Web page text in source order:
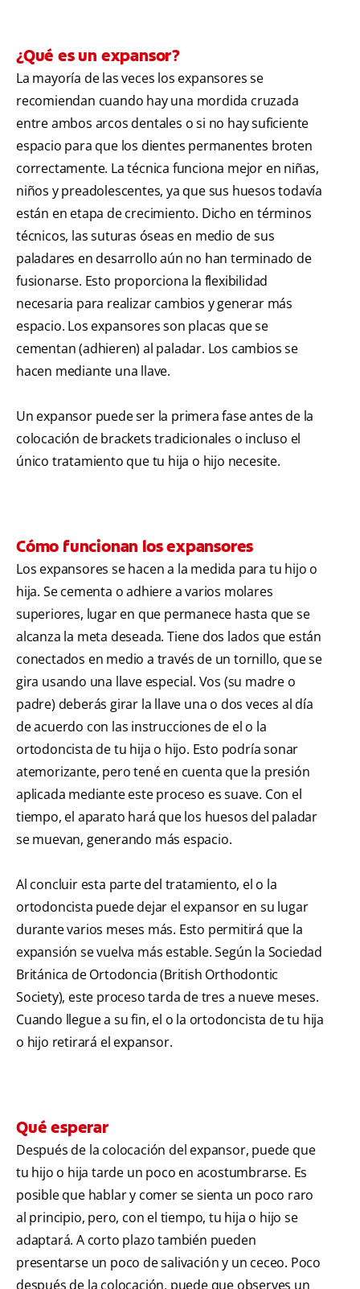
¿Qué es un expansor?
La mayoría de las veces los expansores se
recomiendan cuando hay una mordida cruzada
entre ambos arcos dentales o si no hay suficiente
espacio para que los dientes permanentes broten
correctamente. La técnica funciona mejor en niñas,
niños y preadolescentes, ya que sus huesos todavía
están en etapa de crecimiento. Dicho en términos
técnicos, las suturas óseas en medio de sus
paladares en desarrollo aún no han terminado de
fusionarse. Esto proporciona la flexibilidad
necesaria para realizar cambios y generar más
espacio. Los expansores son placas que se
cementan (adhieren) al paladar. Los cambios se
hacen mediante una llave.
Un expansor puede ser la primera fase antes de la
colocación de brackets tradicionales o incluso el
único tratamiento que tu hija o hijo necesite.
Cómo funcionan los expansores
Los expansores se hacen a la medida para tu hijo o
hija. Se cementa o adhiere a varios molares
superiores, lugar en que permanece hasta que se
alcanza la meta deseada. Tiene dos lados que están
conectados en medio a través de un tornillo, que se
gira usando una llave especial. Vos (su madre o
padre) deberás girar la llave una o dos veces al día
de acuerdo con las instrucciones de el o la
ortodoncista de tu hija o hijo. Esto podría sonar
atemorizante, pero tené en cuenta que la presión
aplicada mediante este proceso es suave. Con el
tiempo, el aparato hará que los huesos del paladar
se muevan, generando más espacio.
Al concluir esta parte del tratamiento, el o la
ortodoncista puede dejar el expansor en su lugar
durante varios meses más. Esto permitirá que la
expansión se vuelva más estable. Según la Sociedad
Británica de Ortodoncia (British Orthodontic
Society), este proceso tarda de tres a nueve meses.
Cuando llegue a su fin, el o la ortodoncista de tu hija
o hijo retirará el expansor.
Qué esperar
Después de la colocación del expansor, puede que
tu hijo o hija tarde un poco en acostumbrarse. Es
posible que hablar y comer se sienta un poco raro
al principio, pero, con el tiempo, tu hija o hijo se
adaptará. A corto plazo también pueden
presentarse un poco de salivación y un ceceo. Poco
después de la colocación, puede que observes un